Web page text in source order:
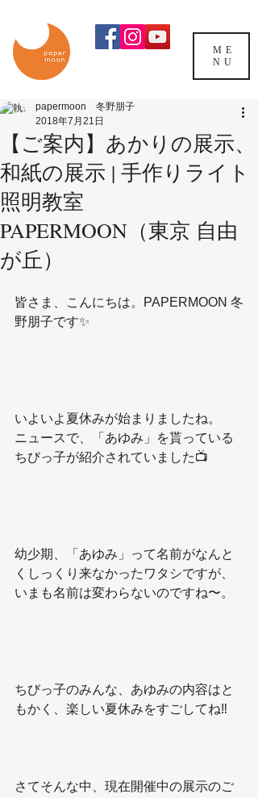
ME
NU
【ご案内】あかりの展示、
和紙の展示 | 手作りライト
照明教室
PAPERMOON（東京 自由
が丘）
papermoon 冬野朋子
2018年7月21日
皆さま、こんにちは。PAPERMOON 冬
野朋子です✨
いよいよ夏休みが始まりましたね。
ニュースで、「あゆみ」を貰っている
ちびっ子が紹介されていました📺
幼少期、「あゆみ」って名前がなんと
くしっくり来なかったワタシですが、
いまも名前は変わらないのですね〜。
ちびっ子のみんな、あゆみの内容はと
もかく、楽しい夏休みをすごしてね‼️
さてそんな中、現在開催中の展示のご